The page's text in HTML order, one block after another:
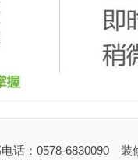
话：0578-6830090 装